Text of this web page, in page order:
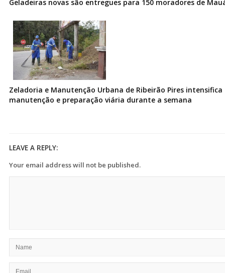
Geladeiras novas são entregues para 150 moradores de
Zeladoria e Manutenção Urbana de Ribeirão Pires intensifica
manutenção e preparação viária durante a semana
LEAVE A REPLY:
Your email address will not be published.